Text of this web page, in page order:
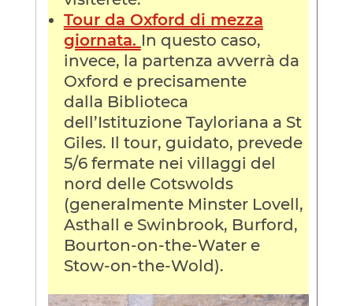
Tour da Oxford di mezza
giornata. In questo caso,
invece, la partenza avverrà da
Oxford e precisamente
dalla Biblioteca
dell’Istituzione Tayloriana a St
Giles. Il tour, guidato, prevede
5/6 fermate nei villaggi del
nord delle Cotswolds
(generalmente Minster Lovell,
Asthall e Swinbrook, Burford,
Bourton-on-the-Water e
Stow-on-the-Wold).